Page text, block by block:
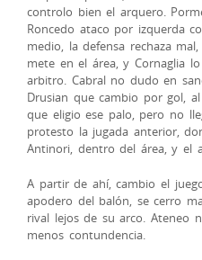
controlo bien el arquero.
Roncedo ataco por izquerda
medio, la defensa rechaza
mete en el área, y Cornaglia
arbitro. Cabral no dudo en
Drusian que cambio por gol,
que eligio ese palo, pero no
protesto la jugada anterior,
Antinori, dentro del área, y el
A partir de ahí, cambio el
apodero del balón, se cerro
rival lejos de su arco. Ateneo
menos contundencia.